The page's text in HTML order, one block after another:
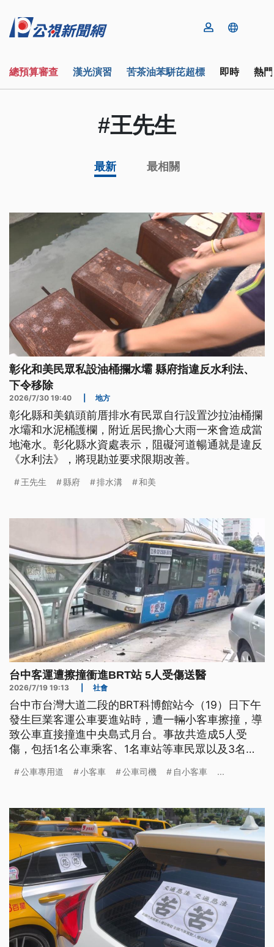
總預算審查 漢光演習 苦茶油苯駢芘超標 即時 熱
#王先生
最新 最相關
彰化和美民眾私設油桶攔水壩 縣府指違反水利法、
下令移除
2026/7/30 19:40 地方
彰化縣和美鎮頭前厝排水有民眾自行設置沙拉油桶攔
水壩和水泥桶護欄，附近居民擔心大雨一來會造成當
地淹水。彰化縣水資處表示，阻礙河道暢通就是違反
《水利法》，將現勘並要求限期改善。
王先生 縣府 排水溝 和美
台中客運遭擦撞衝進BRT站 5人受傷送醫
2026/7/19 19:13 社會
台中市台灣大道二段的BRT科博館站今（19）日下午
發生巨業客運公車要進站時，遭一輛小客車擦撞，導
致公車直接撞進中央島式月台。事故共造成5人受
傷，包括1名公車乘客、1名車站等車民眾以及3名受
援。
公車專用道 小客車 公車司機 自小客車 ...